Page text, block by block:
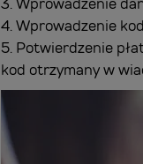
3. Wprowadzenie
4. Wprowadzenie
5. Potwierdzenie
kod otrzymany w